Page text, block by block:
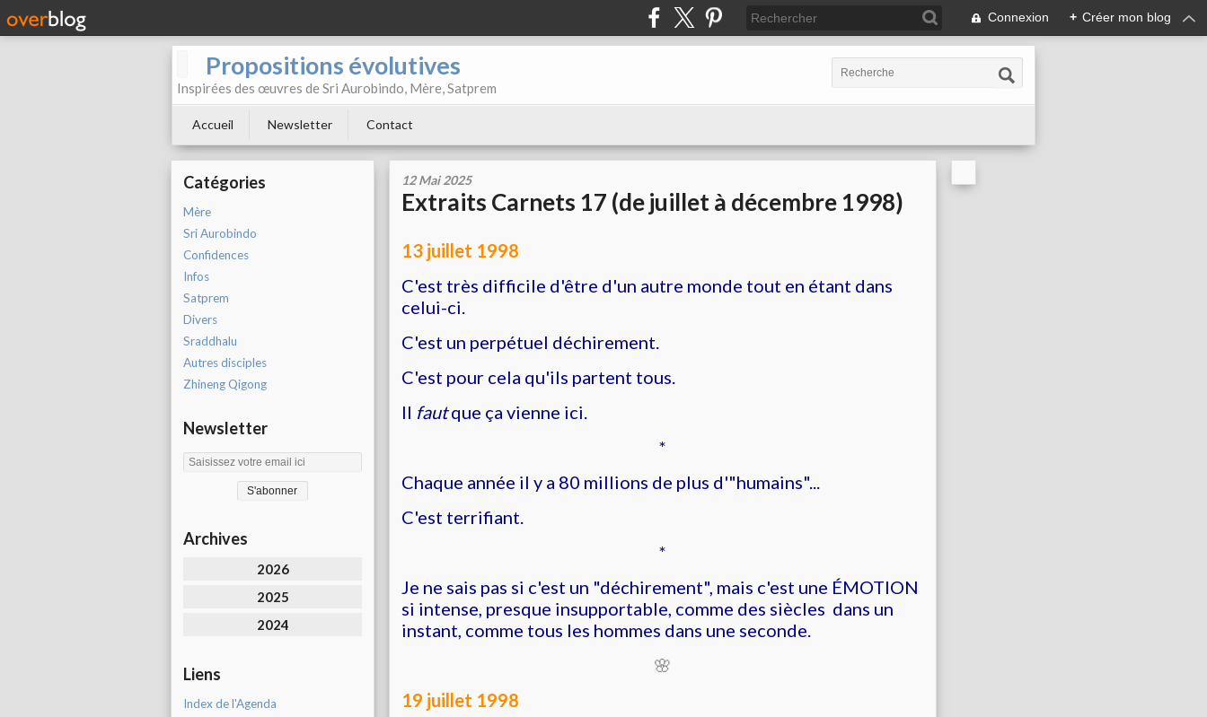
Connexion + Créer mon blog
Propositions évolutives
Inspirées des œuvres de Sri Aurobindo, Mère, Satprem
Accueil Newsletter Contact
Catégories
Mère
Sri Aurobindo
Confidences
Infos
Satprem
Divers
Sraddhalu
Autres disciples
Zhineng Qigong
Newsletter
Archives
2026
2025
2024
Liens
Index de l'Agenda
12 Mai 2025
Extraits Carnets 17 (de juillet à décembre 1998)
13 juillet 1998
C'est très difficile d'être d'un autre monde tout en étant dans
celui-ci.
C'est un perpétuel déchirement.
C'est pour cela qu'ils partent tous.
Il fautque ça vienne ici.
*
Chaque année il y a 80 millions de plus d'"humains"...
C'est terrifiant.
*
Je ne sais pas si c'est un "déchirement", mais c'est une ÉMOTION
si intense, presque insupportable, comme des siècles dans un
instant, comme tous les hommes dans une seconde.
🌸
19 juillet 1998